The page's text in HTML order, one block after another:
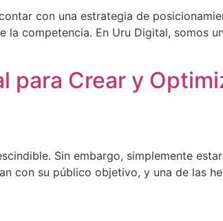
con una estrategia de
competencia. En Uru Digital, somos
para Crear y
Sin embargo, simplemente
con su público objetivo, y una de las